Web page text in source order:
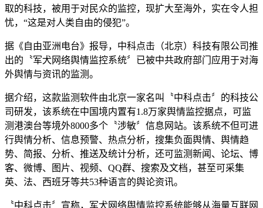
取的科技，被用于对民众的监控，现扩大至海外，实在令人担
忧，“这是对人类自由的侵犯”。
据《自由亚洲电台》报导，中科点击（北京）科技有限公司推
出的〝军犬网络舆情监控系统〞已被中共政府部门应用于对海
外舆情与资讯的监测。
据介绍，这款监测软件由北京一家名叫〝中科点击〞的科技公
司研发，该系统在中国境内置有1.8万家舆情监控据点，可监
测港澳台等境外8000多个〝涉敏〞信息网站。该系统不但可进
行舆情分析、信息预警、热点分析，搜集负面舆情、舆情趋
势、简报、分析、推送及统计分析，还可监测新闻、论坛、博
客、微博、图片、视频、QQ群、搜索及文档，甚至可采集
英、法、西班牙等共53种语言的舆论资讯。
〝中科点击〞宣称，军犬网络舆情监控系统能够从海量互联网